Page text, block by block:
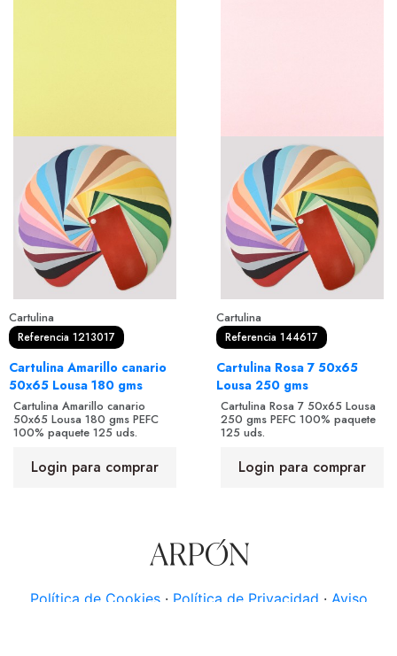
Cartulina
Referencia 1213017
Cartulina Amarillo canario
50x65 Lousa 180 gms
Cartulina Amarillo canario
50x65 Lousa 180 gms PEFC
100% paquete 125 uds.
Login para comprar
Cartulina
Referencia 144617
Cartulina Rosa 7 50x65
Lousa 250 gms
Cartulina Rosa 7 50x65 Lousa
250 gms PEFC 100% paquete
125 uds.
Login para comprar
Política de Cookies· Política de Privacidad · Aviso